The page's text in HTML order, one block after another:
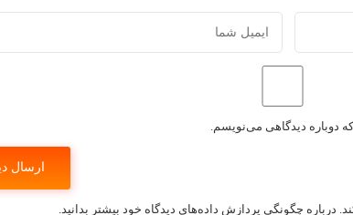
دوباره دیدگاهی می‌نویسم.
درباره چگونگی پردازش داده‌های دیدگاه خود بیشتر بدانید.